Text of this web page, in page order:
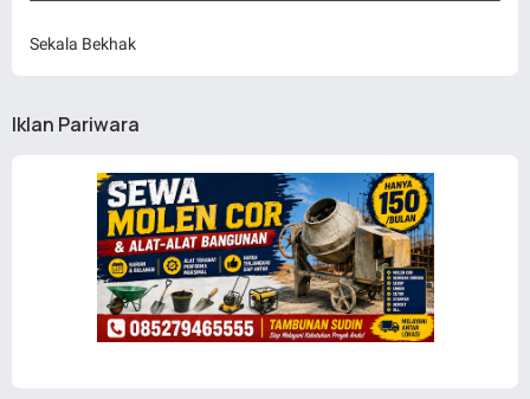
Sekala Bekhak
Iklan Pariwara